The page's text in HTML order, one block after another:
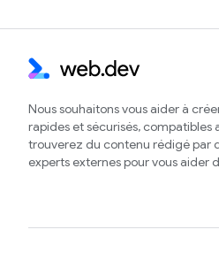
Nous souhaitons vous aider à
rapides et sécurisés, compatibles
trouverez du contenu rédigé par
experts externes pour vous aider